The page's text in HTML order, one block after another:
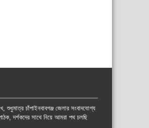
শুধুমাত্র চাঁপাইনবাবগঞ্জ জেলার সংবাদযোগ্য
দর্শকদের সাথে নিয়ে আমরা পথ চলছি